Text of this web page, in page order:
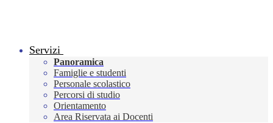
Servizi
Panoramica
Famiglie e studenti
Personale scolastico
Percorsi di studio
Orientamento
Area Riservata ai Docenti